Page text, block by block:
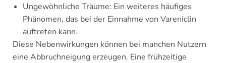
Ungewöhnliche Träume: Ein weiteres häufiges
Phänomen, das bei der Einnahme von Vareniclin
auftreten kann.
Diese Nebenwirkungen können bei manchen Nutzern
eine Abbruchneigung erzeugen. Eine frühzeitige